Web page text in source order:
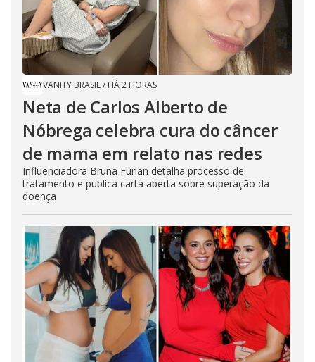
VANITY BRASIL/ HÁ 2 HORAS
Neta de Carlos Alberto de
Nóbrega celebra cura do câncer
de mama em relato nas redes
Influenciadora Bruna Furlan detalha processo de
tratamento e publica carta aberta sobre superação da
doença